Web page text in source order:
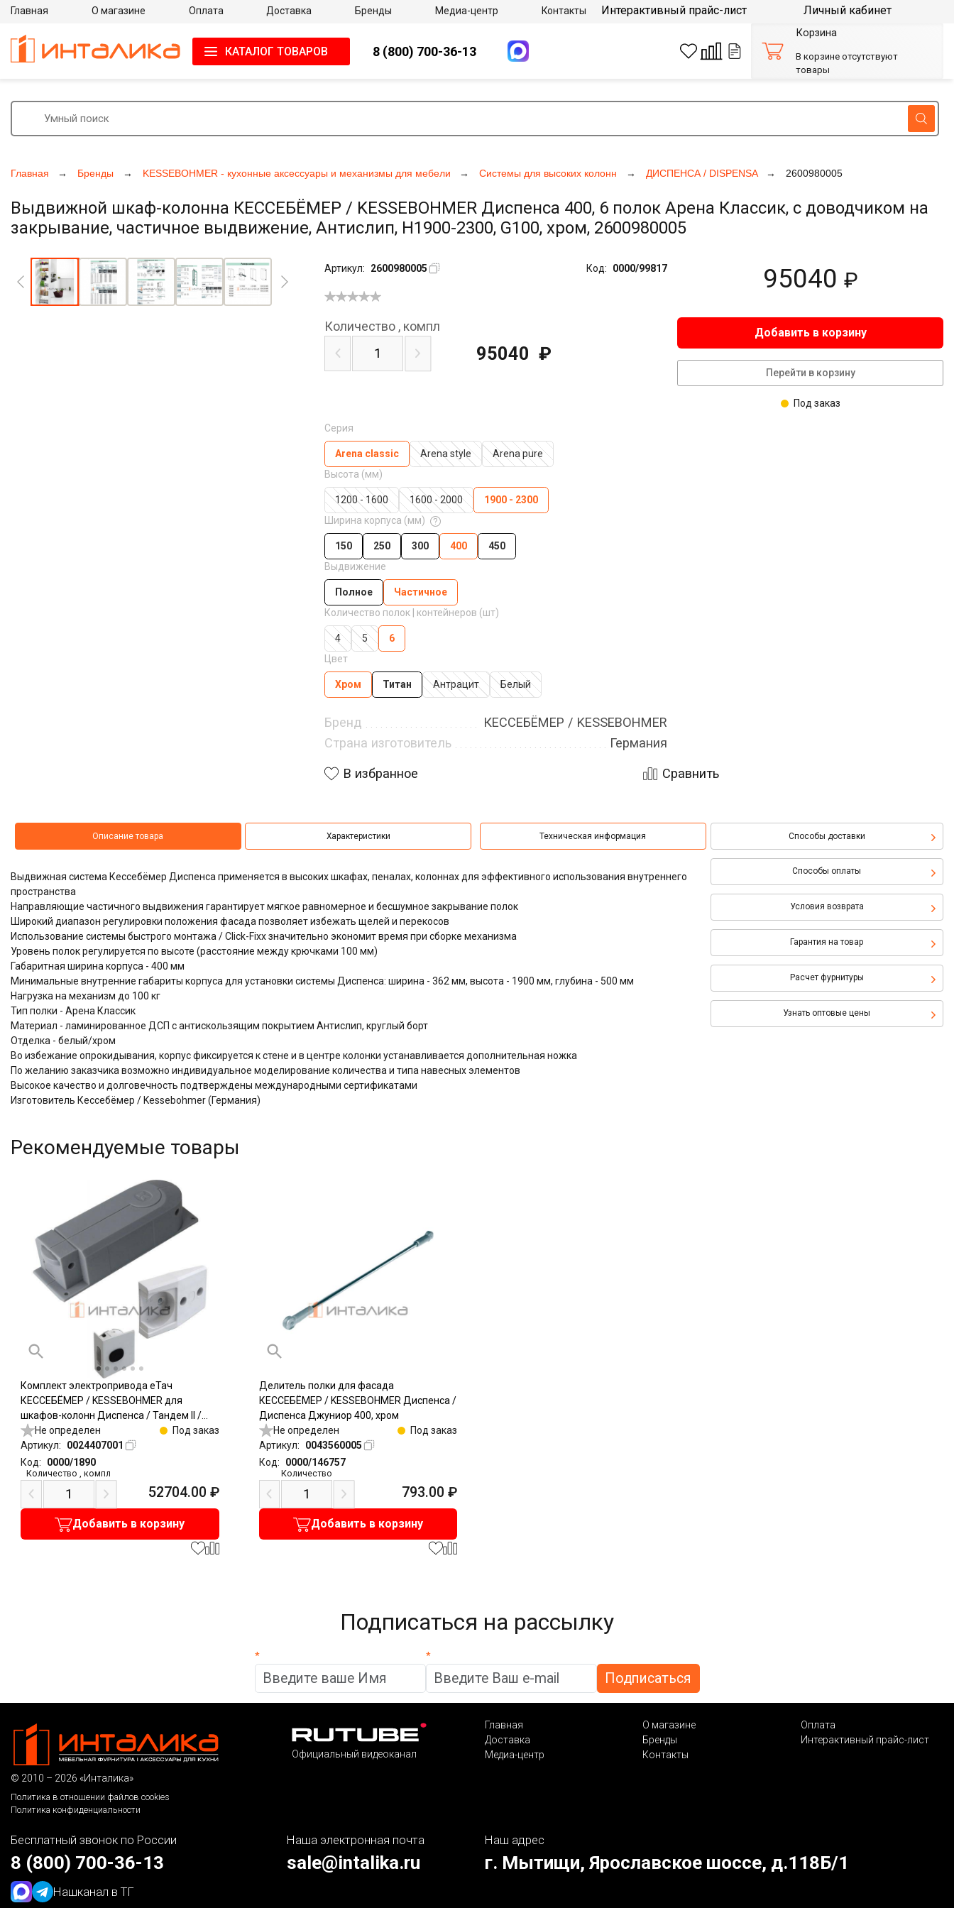
Главная Бренды KESSEBOHMER - кухонные аксессуары и механизмы для мебели Системы для высоких колонн ДИСПЕНСА / DISPENSA 2600980005
Выдвижной шкаф-колонна КЕССЕБЁМЕР / KESSEBOHMER Диспенса 400, 6 полок Арена Классик, с доводчиком на
закрывание, частичное выдвижение, Антислип, H1900-2300, G100, хром, 2600980005
Артикул: 2600980005 Код: 0000/99817 95040 ₽
Серия
Arena classic Arena style
Arena pure
Высота (мм)
1200 - 1600 1600 - 2000
1900 - 2300
Ширина корпуса (мм)
150 250 300 400
450
Выдвижение
Полное
Частичное
Количество полок | контейнеров (шт)
4 5
6
Цвет
Хром Титан Антрацит Белый
Бренд
КЕССЕБЁМЕР / KESSEBOHMER
Страна изготовитель
Германия
Количество , компл
95040 ₽
Добавить в корзину
Перейти в корзину
Под заказ
В избранное Сравнить
Описание товара Характеристики Техническая информация Способы доставки
Способы оплаты
Условия возврата
Гарантия на товар
Расчет фурнитуры
Узнать оптовые цены
Выдвижная система Кессебёмер Диспенса применяется в высоких шкафах, пеналах, колоннах для эффективного использования внутреннего
пространства
Направляющие частичного выдвижения гарантирует мягкое равномерное и бесшумное закрывание полок
Широкий диапазон регулировки положения фасада позволяет избежать щелей и перекосов
Использование системы быстрого монтажа / Click-Fixx значительно экономит время при сборке механизма
Уровень полок регулируется по высоте (расстояние между крючками 100 мм)
Габаритная ширина корпуса - 400 мм
Минимальные внутренние габариты корпуса для установки системы Диспенса: ширина - 362 мм, высота - 1900 мм, глубина - 500 мм
Нагрузка на механизм до 100 кг
Тип полки - Арена Классик
Материал - ламинированное ДСП с антискользящим покрытием Aнтислип, круглый борт
Отделка - белый/хром
Во избежание опрокидывания, корпус фиксируется к стене и в центре колонки устанавливается дополнительная ножка
По желанию заказчика возможно индивидуальное моделирование количества и типа навесных элементов
Высокое качество и долговечность подтверждены международными сертификатами
Изготовитель Кессебёмер / Kessebohmer (Германия)
Рекомендуемые товары
Комплект электропривода еТач
КЕССЕБЁМЕР / KESSEBOHMER для
шкафов-колонн Диспенса / Тандем II /
Тандем Сайд
Не определен
Под заказ
Артикул:
0024407001
Код:
0000/1890
Количество ,компл
52704.00 ₽
Добавить в корзину
Делитель полки для фасада
КЕССЕБЁМЕР / KESSEBOHMER Диспенса /
Диспенса Джуниор 400, хром
Не определен
Под заказ
Артикул:
0043560005
Код:
0000/146757
Количество
793.00 ₽
Добавить в корзину
Главная О магазине Оплата Доставка Бренды Медиа-центр Контакты Интерактивный прайс-лист Личный кабинет
КАТАЛОГ ТОВАРОВ 8 (800) 700-36-13
Корзина
В корзине отсутствуют
товары
Подписаться на рассылку
* *
© 2010 – 2026 «Инталика»
Политика в отношении файлов cookies
Политика конфиденциальности
Официальный видеоканал
Главная О магазине
Оплата
Доставка
Бренды
Интерактивный прайс-лист
Медиа-центр
Контакты
Бесплатный звонок по России
8 (800) 700-36-13
Нашканал в ТГ
Наша электронная почта
sale@intalika.ru
Наш адрес
г. Мытищи, Ярославское шоссе, д.118Б/1